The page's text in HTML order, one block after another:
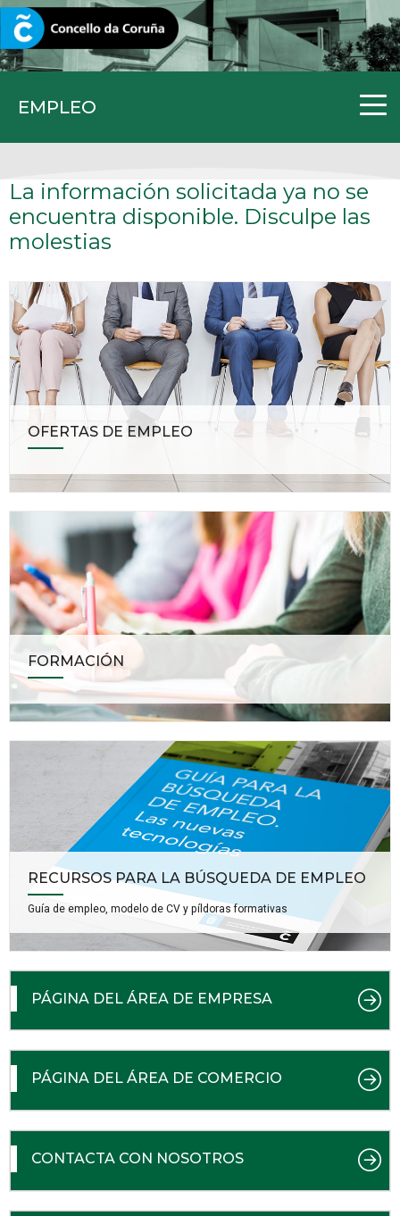
EMPLEO
CORUNA.GAL
La información solicitada ya no se
encuentra disponible. Disculpe las
molestias
OFERTAS DE EMPLEO
FORMACIÓN
RECURSOS PARA LA BÚSQUEDA DE EMPLEO
Guía de empleo, modelo de CV y píldoras formativas
PÁGINA DEL ÁREA DE EMPRESA
PÁGINA DEL ÁREA DE COMERCIO
CONTACTA CON NOSOTROS